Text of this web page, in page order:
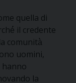
quella di
il credente
comunità̀
uomini,
hanno
la